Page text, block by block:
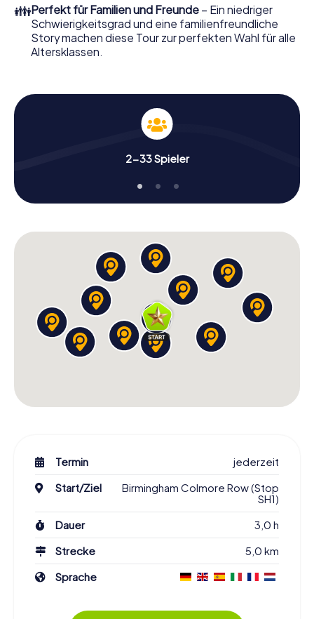
👪Perfekt für Familien und Freunde – Ein niedriger
Schwierigkeitsgrad und eine familienfreundliche
Story machen diese Tour zur perfekten Wahl für alle
Altersklassen.
2-33 Spieler
Termin
jederzeit
Start/Ziel
Birmingham Colmore Row (Stop
SH1)
Dauer
3,0 h
Strecke
5,0 km
Sprache